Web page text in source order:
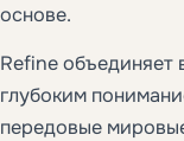
основе.
Refine
глубоким
передовые